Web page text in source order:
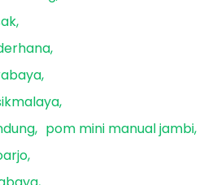
pom mini manual jambi